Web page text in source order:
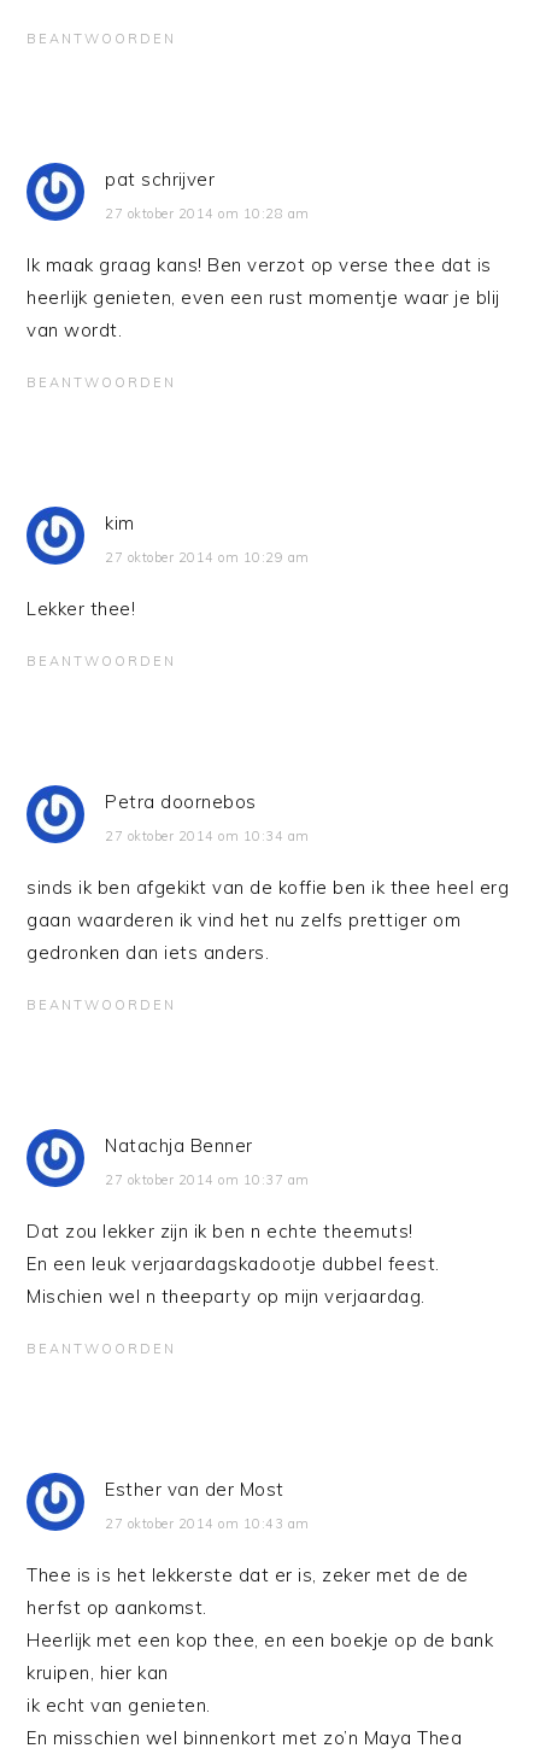
BEANTWOORDEN
pat schrijver
27 oktober 2014 om 10:28 am
Ik maak graag kans! Ben verzot op verse thee dat is
heerlijk genieten, even een rust momentje waar je blij
van wordt.
BEANTWOORDEN
kim
27 oktober 2014 om 10:29 am
Lekker thee!
BEANTWOORDEN
Petra doornebos
27 oktober 2014 om 10:34 am
sinds ik ben afgekikt van de koffie ben ik thee heel erg
gaan waarderen ik vind het nu zelfs prettiger om
gedronken dan iets anders.
BEANTWOORDEN
Natachja Benner
27 oktober 2014 om 10:37 am
Dat zou lekker zijn ik ben n echte theemuts!
En een leuk verjaardagskadootje dubbel feest.
Mischien wel n theeparty op mijn verjaardag.
BEANTWOORDEN
Esther van der Most
27 oktober 2014 om 10:43 am
Thee is is het lekkerste dat er is, zeker met de de
herfst op aankomst.
Heerlijk met een kop thee, en een boekje op de bank
kruipen, hier kan
ik echt van genieten.
En misschien wel binnenkort met zo’n Maya Thea